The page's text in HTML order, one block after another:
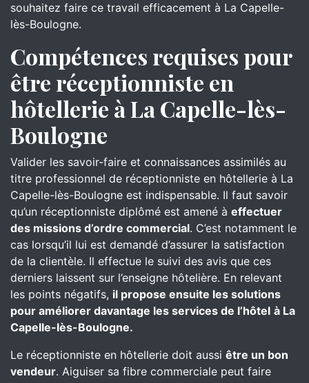
souhaitez faire ce travail efficacement à La Capelle-
lès-Boulogne.
Compétences requises pour
être réceptionniste en
hôtellerie à La Capelle-lès-
Boulogne
Valider les savoir-faire et connaissances assimilés au
titre professionnel de réceptionniste en hôtellerie à La
Capelle-lès-Boulogne est indispensable. Il faut savoir
qu’un réceptionniste diplômé est amené à effectuer
des missions d’ordre commercial. C’est notamment le
cas lorsqu’il lui est demandé d’assurer la satisfaction
de la clientèle. Il effectue le suivi des avis que ces
derniers laissent sur l’enseigne hôtelière. En relevant
les points négatifs, il propose ensuite les solutions
pour améliorer davantage les services de l’hôtel à La
Capelle-lès-Boulogne.
Le réceptionniste en hôtellerie doit aussi être un bon
vendeur. Aiguiser sa fibre commerciale peut faire